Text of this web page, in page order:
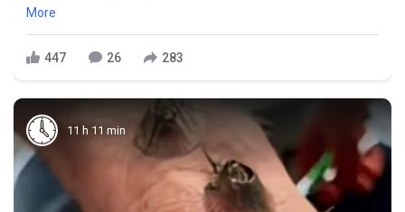
More
447 26 283
11 h 11 min